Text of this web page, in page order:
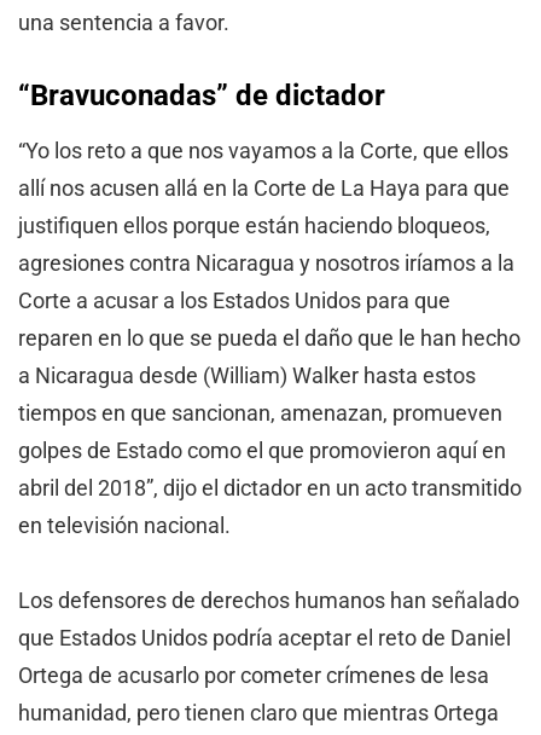
una sentencia a favor.
“Bravuconadas” de dictador
“Yo los reto a que nos vayamos a la Corte, que ellos
allí nos acusen allá en la Corte de La Haya para que
justifiquen ellos porque están haciendo bloqueos,
agresiones contra Nicaragua y nosotros iríamos a la
Corte a acusar a los Estados Unidos para que
reparen en lo que se pueda el daño que le han hecho
a Nicaragua desde (William) Walker hasta estos
tiempos en que sancionan, amenazan, promueven
golpes de Estado como el que promovieron aquí en
abril del 2018”, dijo el dictador en un acto transmitido
en televisión nacional.
Los defensores de derechos humanos han señalado
que Estados Unidos podría aceptar el reto de Daniel
Ortega de acusarlo por cometer crímenes de lesa
humanidad, pero tienen claro que mientras Ortega